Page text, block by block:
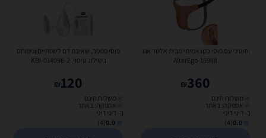
חוטיני עם פוסי כמו אמיתי מבית אלטר אגו
AlterEgo-16988
360
₪
משלוח חינם
אספקה: באתר
ב- דיגי דיגי
0.0
(4)
פוסי פמפר, שאיבת דם לשפתיים וניפוחם
בשילוב עיסוי. KBI-014096-2
120
₪
משלוח חינם
אספקה: באתר
ב- דיגי דיגי
0.0
(4)